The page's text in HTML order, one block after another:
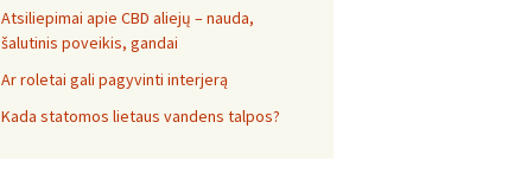
Atsiliepimai apie CBD aliejų – nauda,
šalutinis poveikis, gandai
Ar roletai gali pagyvinti interjerą
Kada statomos lietaus vandens talpos?